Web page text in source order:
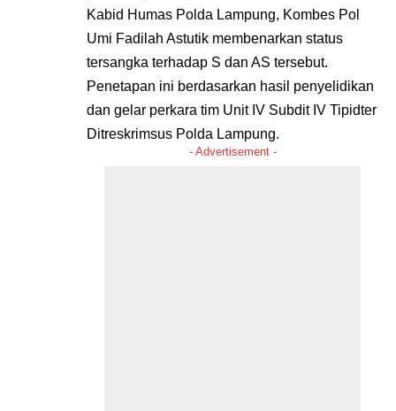
Kabid Humas Polda Lampung, Kombes Pol
Umi Fadilah Astutik membenarkan status
tersangka terhadap S dan AS tersebut.
Penetapan ini berdasarkan hasil penyelidikan
dan gelar perkara tim Unit IV Subdit IV Tipidter
Ditreskrimsus Polda Lampung.
- Advertisement -